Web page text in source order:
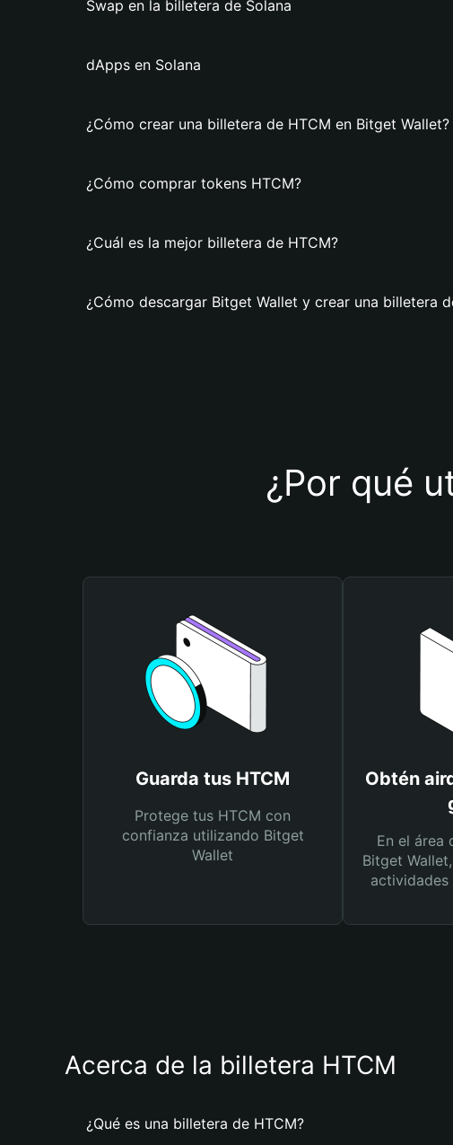
Swap en la billetera de Solana
dApps en Solana
¿Cómo crear una billetera de HTCM en Bitget Wallet?
¿Cómo comprar tokens HTCM?
¿Cuál es la mejor billetera de HTCM?
¿Cómo descargar Bitget Wallet y crear una billetera
¿Por qué
Guarda tus HTCM
Protege tus HTCM con
confianza utilizando Bitget
Wallet
Obtén
En el área
Bitget
Acerca de la billetera HTCM
¿Qué es una billetera de HTCM?